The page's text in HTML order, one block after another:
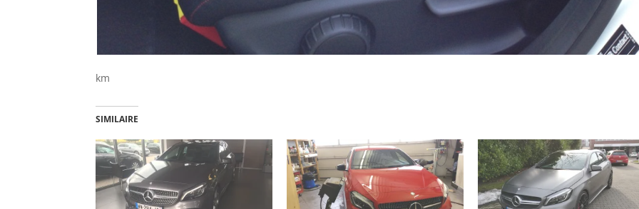
km
SIMILAIRE